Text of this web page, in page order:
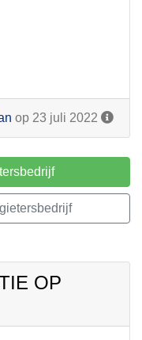
op 23 juli 2022
OP